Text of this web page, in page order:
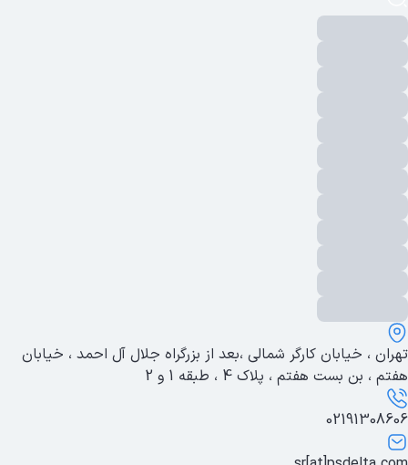
تهران ، خیابان کارگر شمالی ،بعد از بزرگراه جلال آل احمد ، خیابان
هفتم ، بن بست هفتم ، پلاک 4 ، طبقه 1 و 2
02191308606